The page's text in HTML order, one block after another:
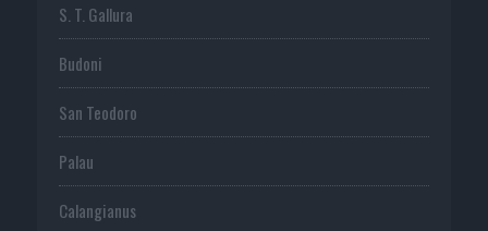
S. T. Gallura
Budoni
San Teodoro
Palau
Calangianus